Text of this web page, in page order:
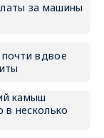
за машины
вдвое
камыш
несколько